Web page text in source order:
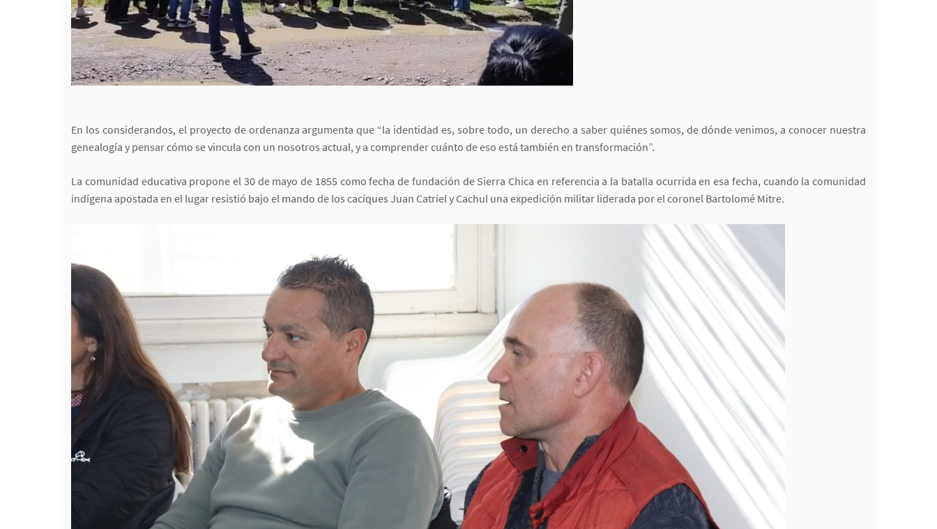
En los considerandos, el proyecto de ordenanza argumenta que “la identidad es, sobre todo, un derecho a saber quiénes somos, de dónde venimos, a conocer nuestra
genealogía y pensar cómo se vincula con un nosotros actual, y a comprender cuánto de eso está también en transformación”.
La comunidad educativa propone el 30 de mayo de 1855 como fecha de fundación de Sierra Chica en referencia a la batalla ocurrida en esa fecha, cuando la comunidad
indígena apostada en el lugar resistió bajo el mando de los caciques Juan Catriel y Cachul una expedición militar liderada por el coronel Bartolomé Mitre.